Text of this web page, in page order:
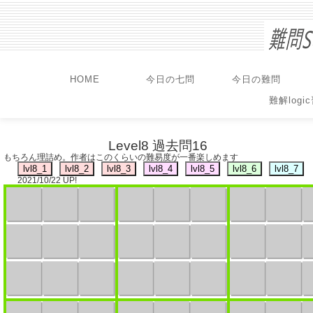
HOME 今日の七問
今日の難問
難解logic
Level8 過去問16
もちろん理詰め。作者はこのくらいの難易度が一番楽しめます
2021/10/22 UP!